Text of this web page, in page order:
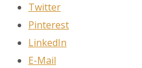
Twitter
Pinterest
LinkedIn
E-Mail